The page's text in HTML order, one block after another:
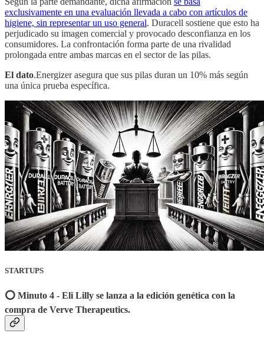
exclusivamente en una evaluación llevada a cabo con artículos de
higiene, sin representar un uso general. Duracell sostiene que esto ha
perjudicado su imagen comercial y provocado desconfianza en los
consumidores. La confrontación forma parte de una rivalidad
prolongada entre ambas marcas en el sector de las pilas.
El dato.Energizer asegura que sus pilas duran un 10% más según
una única prueba específica.
STARTUPS
⭕️ Minuto 4 - Eli Lilly se lanza a la edición genética con la
compra de Verve Therapeutics.